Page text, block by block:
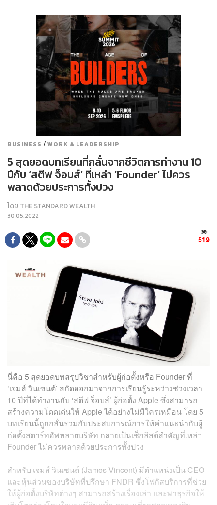
BUSINESS / WORK & LEADERSHIP
5 สุดยอดบทเรียนที่กลั่นจากชีวิตการทำงาน 10
ปีกับ ‘สตีฟ จ็อบส์’ ที่เหล่า ‘Founder’ ไม่ควร
พลาดด้วยประการทั้งปวง
โดย THE STANDARD WEALTH
30.05.2022
519
นี่คือ 5 สุดยอดบทสรุปวิชาสำหรับผู้ก่อตั้งหรือ Founder ที่
‘เจมส์ วินเซนต์’ สกัดออกมาจากการเรียนรู้ระหว่างช่วงเวลา
10 ปีที่ได้ทำงานกับ ‘สตีฟ จ็อบส์’ ผู้ก่อตั้ง Apple ซึ่งสามารถ
สร้างความโดดเด่นให้ Apple ได้อย่างไม่มีใครเหมือน โดย 5
บทเรียนนี้ถูกกลั่นรวมกับประสบการณ์การให้คำแนะนำกับผู้
ก่อตั้งสตาร์ทอัพหลายบริษัท กลายเป็นเช็กลิสต์สำคัญที่เหล่า
Founder ไม่ควรพลาดด้วยประการทั้งปวง
สำหรับ เจมส์ วินเซนต์ (James Vincent) มีตำแหน่งเป็น CEO
และหุ้นส่วนของบริษัทที่ปรึกษา FNDR ซึ่งโฟกัสบริการที่ช่วย
ให้ผู้ก่อตั้งบริษัทต่างๆ สามารถสร้างเรื่องเล่า และพาธุรกิจให้